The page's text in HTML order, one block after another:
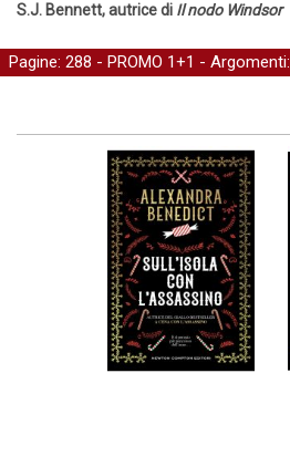
S.J. Bennett, autrice di Il nodo Windsor
Pagine: 288 - PROMO 1+1 - Argomenti: